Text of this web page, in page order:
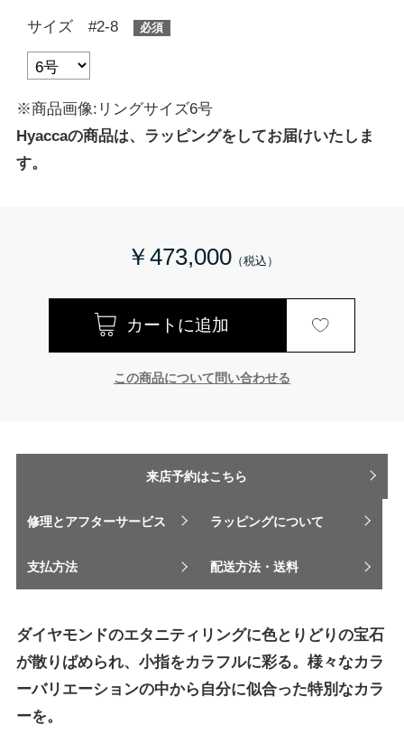
サイズ #2-8
※商品画像:リングサイズ6号
Hyaccaの商品は、ラッピングをしてお届けいたしま
す。
￥473,000
この商品について問い合わせる
来店予約はこちら
修理とアフターサービス ラッピングについて
支払方法 配送方法・送料
ダイヤモンドのエタニティリングに色とりどりの宝石
が散りばめられ、小指をカラフルに彩る。様々なカラ
ーバリエーションの中から自分に似合った特別なカラ
ーを。